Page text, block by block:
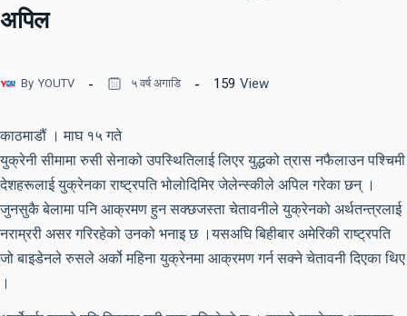
अपिल
By YOUTV ५ वर्ष अगाडि 159 View
काठमाडौं । माघ १५ गते
युक्रेनी सीमामा रुसी सेनाको उपस्थितिलाई लिएर युद्धको त्रास नफैलाउन पश्चिमी
देशहरूलाई युक्रेनका राष्ट्रपति भोलोदिमिर जेलेन्स्कीले अपिल गरेका छन् ।
जुनसुकै बेलामा पनि आक्रमण हुन सक्छजस्ता चेतावनीले युक्रेनको अर्थतन्त्रलाई
नराम्ररी असर गरिरहेको उनको भनाइ छ ।यसअघि बिहीबार अमेरिकी राष्ट्रपति
जो बाइडेनले रुसले अर्को महिना युक्रेनमा आक्रमण गर्न सक्ने चेतावनी दिएका थिए
।